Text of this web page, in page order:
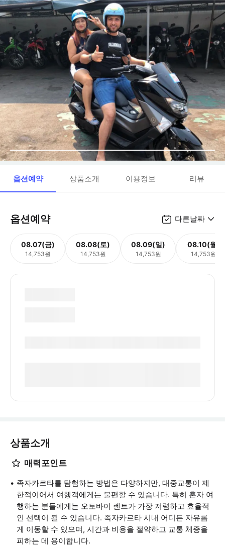
옵션예약 상품소개 이용정보 리뷰
옵션예약 다른날짜
08.07(금)
14,753원
08.08(토)
14,753원
08.09(일)
14,753원
08.10(월)
14,753원
상품소개
매력포인트
족자카르타를 탐험하는 방법은 다양하지만, 대중교통이 제
한적이어서 여행객에게는 불편할 수 있습니다. 특히 혼자 여
행하는 분들에게는 오토바이 렌트가 가장 저렴하고 효율적
인 선택이 될 수 있습니다. 족자카르타 시내 어디든 자유롭
게 이동할 수 있으며, 시간과 비용을 절약하고 교통 체증을
피하는 데 용이합니다.